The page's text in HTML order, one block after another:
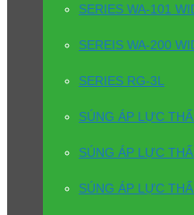
SERIES WA-101
SEREIS WA-200
SERIES RG-3L
SÚNG ÁP LỰC
SÚNG ÁP LỰC
SÚNG ÁP LỰC